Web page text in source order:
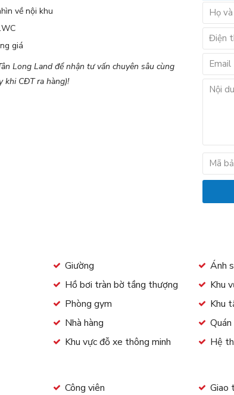
về nội khu
giá
Long Land để nhận tư vấn chuyên sâu cùng
khi CĐT ra hàng)!
Giường Ánh
Hồ bơi tràn bờ tầng thượng Khu
Phòng gym Khu
Nhà hàng
Khu vực đỗ xe thông minh Hệ
Công viên Giao